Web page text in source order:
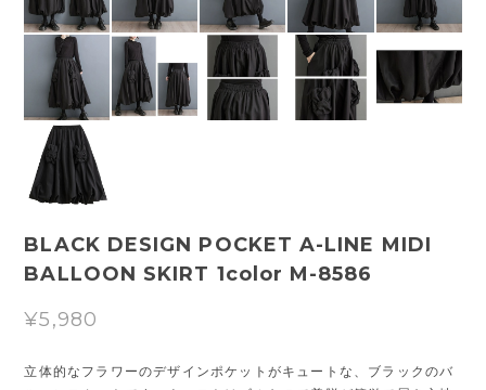
BLACK DESIGN POCKET A-LINE MIDI
BALLOON SKIRT 1color M-8586
¥5,980
立体的なフラワーのデザインポケットがキュートな、ブラックのバ